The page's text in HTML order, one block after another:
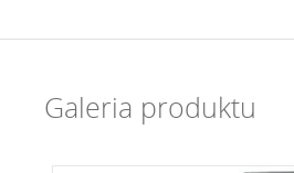
Galeria produktu